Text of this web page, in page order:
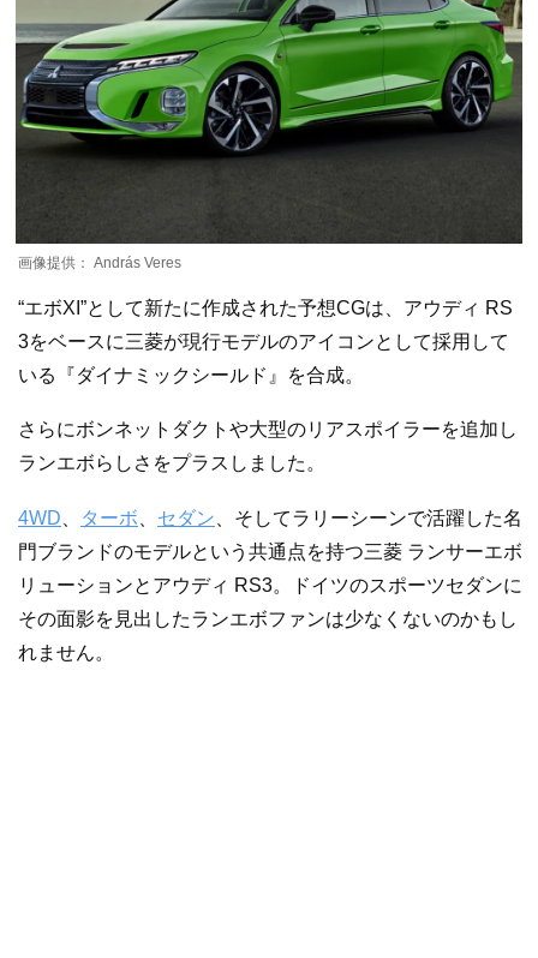
画像提供： András Veres
“エボXI”として新たに作成された予想CGは、アウディ RS
3をベースに三菱が現行モデルのアイコンとして採用して
いる『ダイナミックシールド』を合成。
さらにボンネットダクトや大型のリアスポイラーを追加し
ランエボらしさをプラスしました。
4WD ターボ セダン 、そしてラリーシーンで活躍した名
門ブランドのモデルという共通点を持つ三菱 ランサーエボ
リューションとアウディ RS3。ドイツのスポーツセダンに
その面影を見出したランエボファンは少なくないのかもし
れません。